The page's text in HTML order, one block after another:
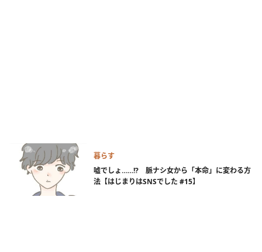
暮らす
嘘でしょ……!? 脈ナシ女から「本命」に変わる方
法【はじまりはSNSでした #15】